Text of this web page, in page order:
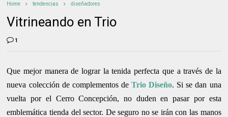
Home tendencias diseñadores
Vitrineando en Trio
1
Que mejor manera de lograr la tenida perfecta que a través de la
nueva colección de complementos de Trio Diseño. Si se dan una
vuelta por el Cerro Concepción, no duden en pasar por esta
emblemática tienda del sector. De seguro no se irán con las manos